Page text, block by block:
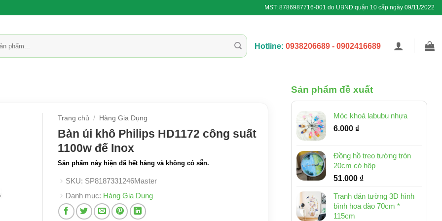
MST: 8786987716-001 do UBND quận 10 cấp ngày 09/11/2022
Hotline: 0938206689 - 0902416689
Sản phẩm đề xuất
Móc khoá labubu nhựa
6.000 ₫
Đồng hồ treo tường tròn
20cm có hộp
51.000 ₫
Tranh dán tường 3D hình
bình hoa đào 70cm *
115cm
Trang chủ / Hàng Gia Dụng
Bàn ủi khô Philips HD1172 công suất
1100w đế Inox
Sản phẩm này hiện đã hết hàng và không có sẵn.
SKU: SP8187331246Master
Danh mục: Hàng Gia Dụng